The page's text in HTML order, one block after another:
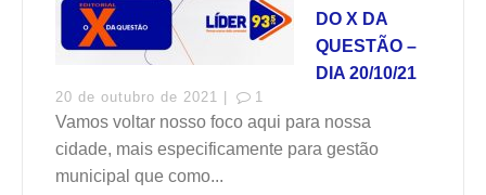
DO X DA
QUESTÃO –
DIA 20/10/21
20 de outubro de 2021 | 1
Vamos voltar nosso foco aqui para nossa
cidade, mais especificamente para gestão
municipal que como...